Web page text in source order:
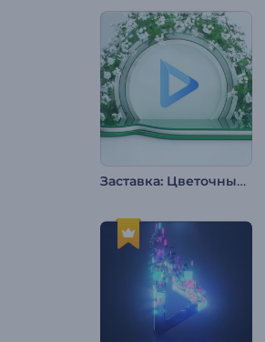
Заставка: Цветочный дизайн